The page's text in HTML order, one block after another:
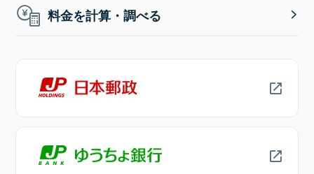
料金を計算・調べる